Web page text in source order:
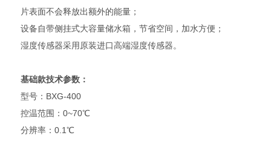
片表面不会释放出额外的能量；
设备自带侧挂式大容量储水箱，节省空间，加水方便；
湿度传感器采用原装进口高端湿度传感器。
基础款技术参数：
型号：BXG-400
控温范围：0~70℃
分辨率：0.1℃